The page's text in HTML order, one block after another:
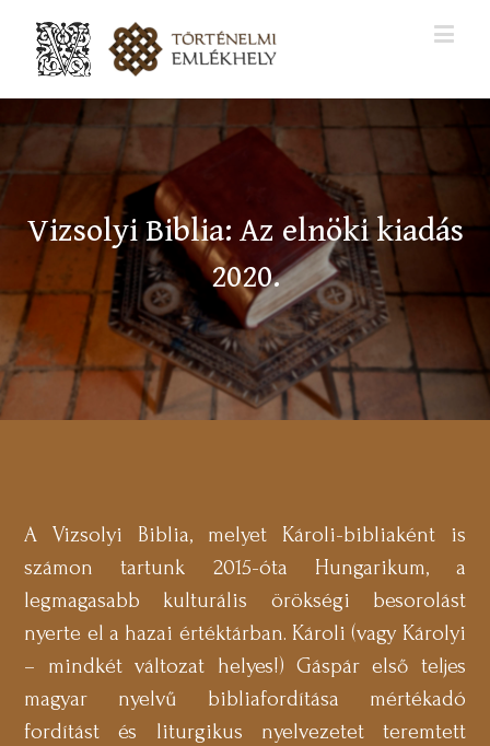
Vizsolyi Biblia: Az elnöki kiadás
2020.
A Vizsolyi Biblia, melyet Károli-bibliaként is
számon tartunk 2015-óta Hungarikum, a
legmagasabb kulturális örökségi besorolást
nyerte el a hazai értéktárban. Károli (vagy Károlyi
– mindkét változat helyes!) Gáspár első teljes
magyar nyelvű bibliafordítása mértékadó
fordítást és liturgikus nyelvezetet teremtett